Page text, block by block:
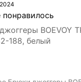
понравилось
BOEVOY
188, белый